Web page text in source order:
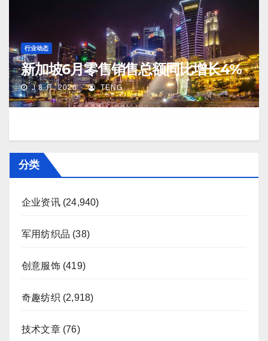
行业动态
新加坡6月零售销售总额同比增长4%
J 8 月, 2026 TENG
分类
企业资讯(24,940)
军用纺织品 (38)
创意服饰(419)
奇趣纺织 (2,918)
技术文章(76)